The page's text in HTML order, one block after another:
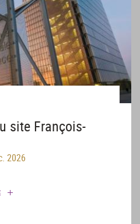
site François-
2026